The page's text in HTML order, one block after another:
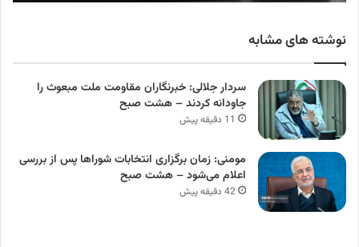
نوشته های مشابه
سردار جلالی: خبرنگاران مقاومت ملت مبعوث را
جاودانه کردند – هشت صبح
11 دقیقه پیش
مومنی: زمان برگزاری انتخابات شوراها پس از بررسی
اعلام می‌شود – هشت صبح
42 دقیقه پیش